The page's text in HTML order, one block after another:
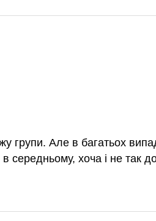
групи. Але в багатьох
середньому, хоча і не так